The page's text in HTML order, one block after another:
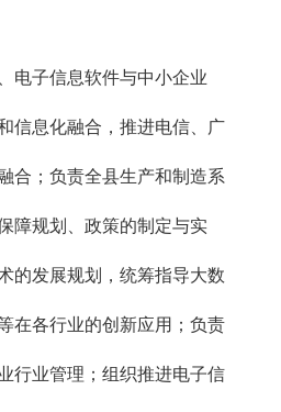
电子信息软件与中小企业
信息化融合，推进电信、广
合；负责全县生产和制造系
障规划、政策的制定与实
的发展规划，统筹指导大数
在各行业的创新应用；负责
行业管理；组织推进电子信